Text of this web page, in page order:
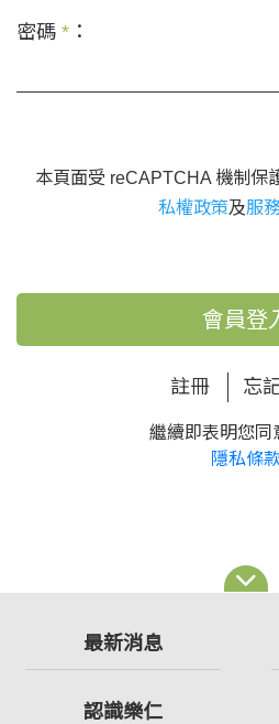
密碼 * ：
本頁面受 reCAPTCHA 機制保
私權政策及服
會員登
註冊 忘
繼續即表明您同
隱私條
最新消息
認識樂仁